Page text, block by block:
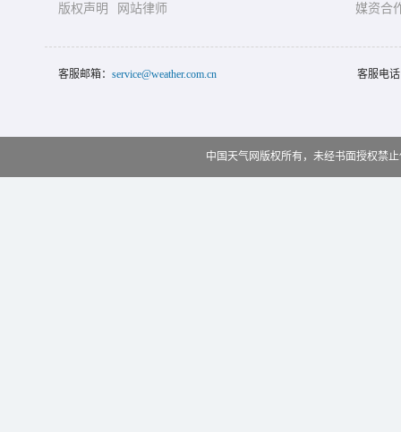
版权声明
网站律师
媒资合
客服邮箱： service@weather.com.cn 客服电
中国天气网版权所有，未经书面授权